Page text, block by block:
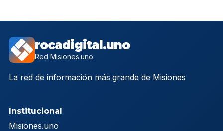
rocadigital.uno
Red Misiones.uno
La red de información más grande de Misiones
Institucional
Misiones.uno